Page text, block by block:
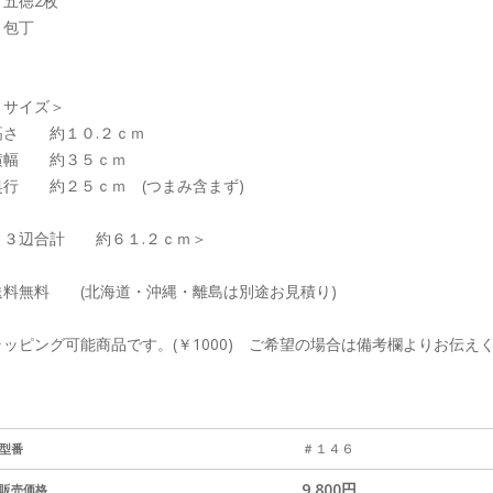
丁
イズ＞
さ 約１０.２ｃｍ
幅 約３５ｃｍ
行 約２５ｃｍ (つまみ含まず)
３辺合計 約６１.２ｃｍ＞
料無料 (北海道・沖縄・離島は別途お見積り)
ピング可能商品です。(￥1000) ご希望の場合は備考欄よりお伝えく
型番 ＃１４６
販売価格